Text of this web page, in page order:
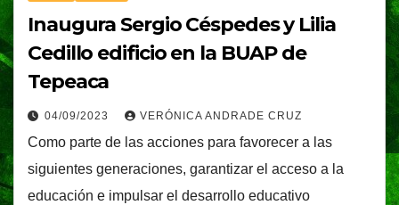
Inaugura Sergio Céspedes y Lilia
Cedillo edificio en la BUAP de
Tepeaca
04/09/2023 VERÓNICA ANDRADE CRUZ
Como parte de las acciones para favorecer a las
siguientes generaciones, garantizar el acceso a la
educación e impulsar el desarrollo educativo